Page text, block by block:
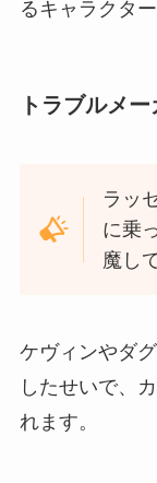
るキャラクタ
トラブルメー
ラッ
に乗
魔し
ケヴィンやダ
したせいで、
れます。